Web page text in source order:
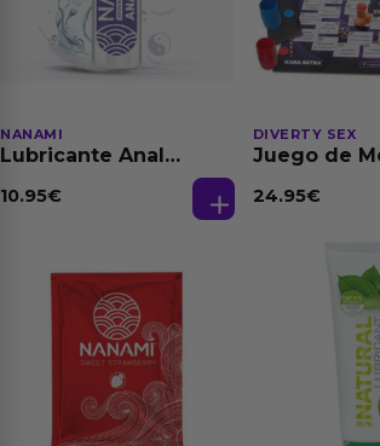
NANAMI
Lubricante Anal
Dilatación Base Agua
10.95€
DIVERTY SEX
Juego de
24.95€